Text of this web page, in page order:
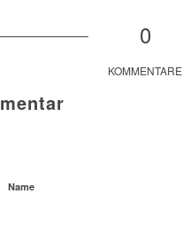
0
KOMMENTARE
Name